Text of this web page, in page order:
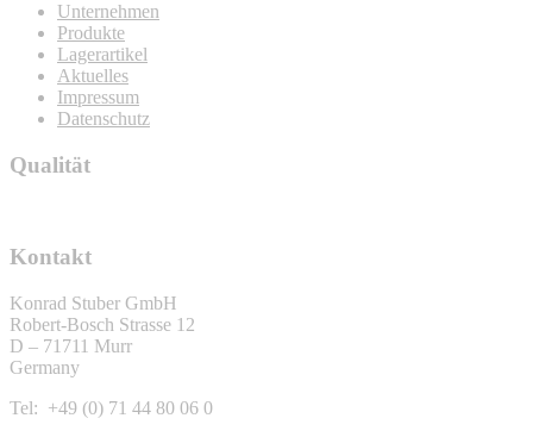
Unternehmen
Produkte
Lagerartikel
Aktuelles
Impressum
Datenschutz
Qualität
Kontakt
Konrad Stuber GmbH
Robert-Bosch Strasse 12
D – 71711 Murr
Germany
Tel: +49 (0) 71 44 80 06 0